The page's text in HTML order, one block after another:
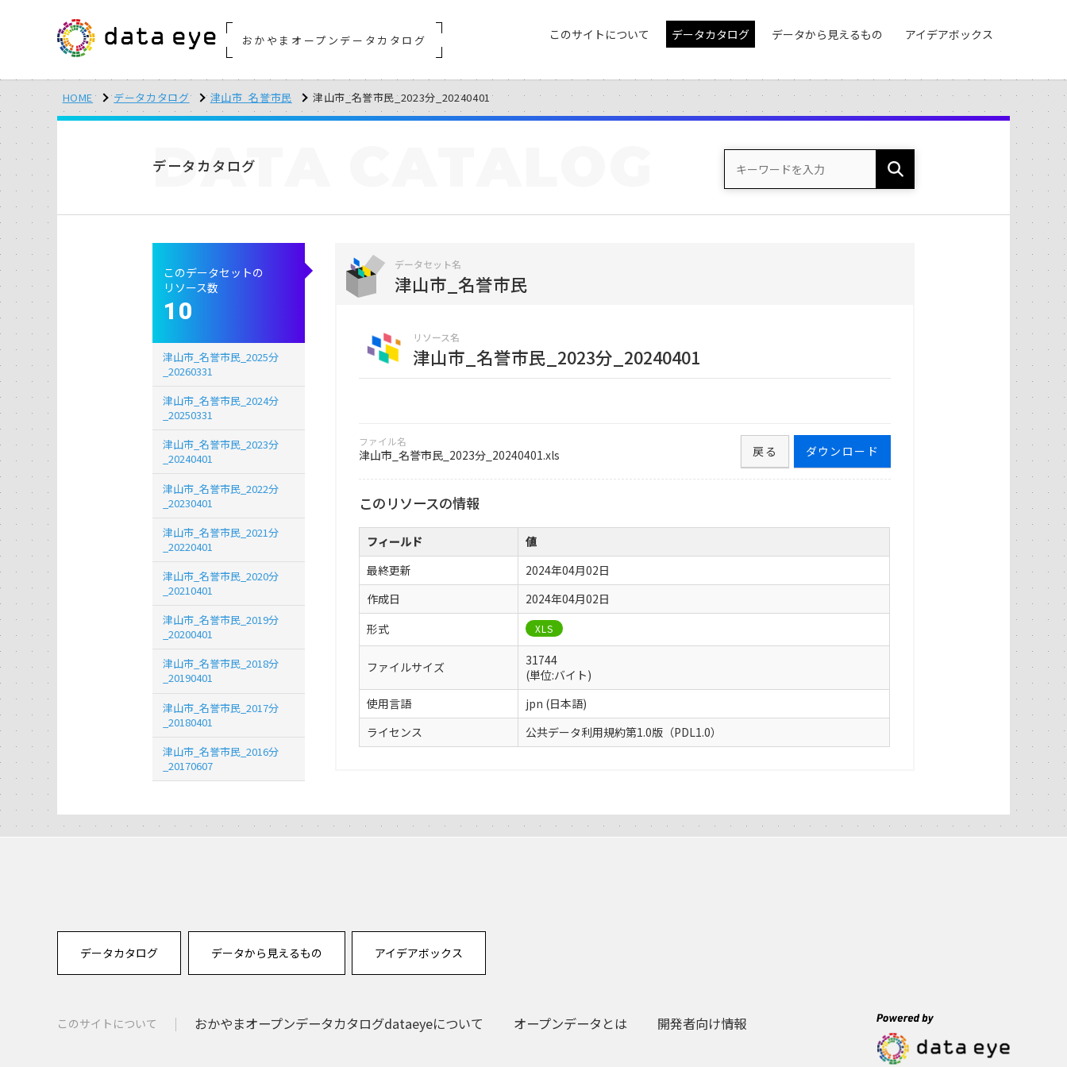
おかやまオープンデータカタログ このサイトについて データカタログ データから見えるもの アイデアボックス
HOME データカタログ 津山市_名誉市民 津山市_名誉市民_2023分_20240401
データカタログ
DATA
データセット名
津山市_名誉市民
リソース名
津山市_名誉市民_2023分_20240401
ファイル名
津山市_名誉市民_2023分_20240401.xls ダウンロード
戻る
このリソースの情報
フィールド
値
最終更新
2024年04月02日
作成日
2024年04月02日
形式
XLS
ファイルサイズ
31744
(単位:バイト)
使用言語
jpn (日本語)
ライセンス
公共データ利用規約第1.0版（PDL1.0）
このデータセットの
リソース数
10
津山市_名誉市民_2025分
_20260331
津山市_名誉市民_2024分
_20250331
津山市_名誉市民_2023分
_20240401
津山市_名誉市民_2022分
_20230401
津山市_名誉市民_2021分
_20220401
津山市_名誉市民_2020分
_20210401
津山市_名誉市民_2019分
_20200401
津山市_名誉市民_2018分
_20190401
津山市_名誉市民_2017分
_20180401
津山市_名誉市民_2016分
_20170607
データカタログ データから見えるもの アイデアボックス
このサイトについて おかやまオープンデータカタログdataeyeについて オープンデータとは 開発者向け情報